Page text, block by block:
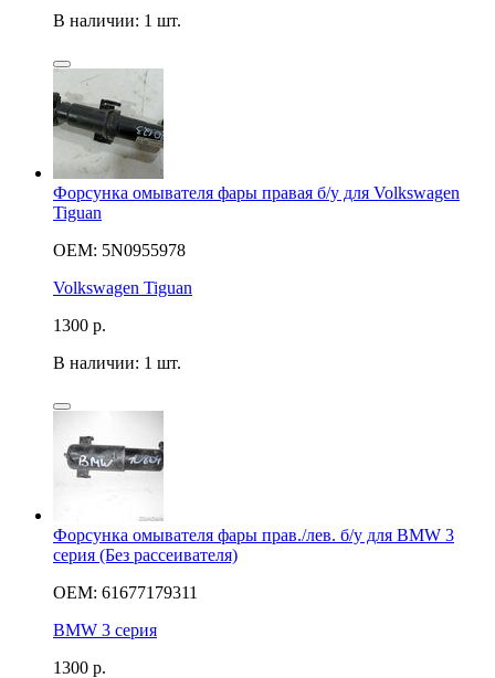
В наличии: 1 шт.
Форсунка омывателя фары правая б/у для Volkswagen
Tiguan
OEM: 5N0955978
Volkswagen Tiguan
1300 р.
В наличии: 1 шт.
Форсунка омывателя фары прав./лев. б/у для BMW 3
серия (Без рассеивателя)
OEM: 61677179311
BMW 3 серия
1300 р.